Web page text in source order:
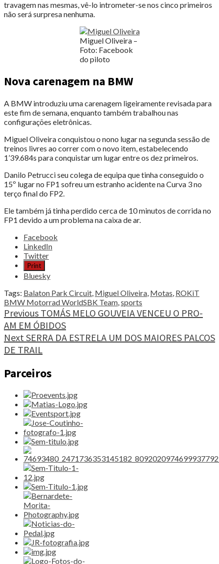
travagem nas mesmas, vê-lo intrometer-se nos cinco primeiros
não será surpresa nenhuma.
Miguel Oliveira –
Foto: Facebook
do piloto
Nova carenagem na BMW
A BMW introduziu uma carenagem ligeiramente revisada para
este fim de semana, enquanto também trabalhou nas
configurações eletrônicas.
Miguel Oliveira conquistou o nono lugar na segunda sessão de
treinos livres ao correr com o novo item, estabelecendo
1’39.684s para conquistar um lugar entre os dez primeiros.
Danilo Petrucci seu colega de equipa que tinha conseguido o
15º lugar no FP1 sofreu um estranho acidente na Curva 3 no
terço final do FP2.
Ele também já tinha perdido cerca de 10 minutos de corrida no
FP1 devido a um problema na caixa de ar.
Share
post
"MIGUEL
OLIVEIRA
BOM
ARRANQUE
NA
HUNGRIA"
Facebook
LinkedIn
Twitter
Print
Bluesky
Tags: Balaton Park Circuit Miguel Oliveira Motas ROKiT
BMW Motorrad WorldSBK Team sports
Continue
Reading
Previous TOMÁS MELO GOUVEIA VENCEU O PRO-
AM EM ÓBIDOS
Next SERRA DA ESTRELA UM DOS MAIORES PALCOS
DE TRAIL
Parceiros